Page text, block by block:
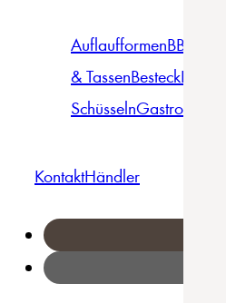
AuflaufformenBBQ
& TassenBesteckBowls &
SchüsselnGastro
KontaktHändler